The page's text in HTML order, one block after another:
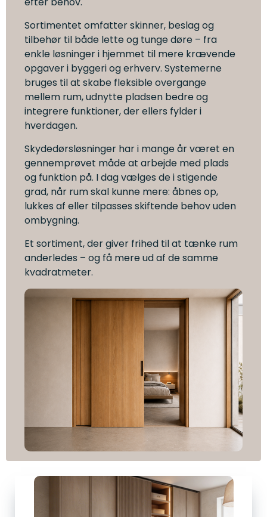
Sortimentet omfatter skinner, beslag og
tilbehør til både lette og tunge døre – fra
enkle løsninger i hjemmet til mere krævende
opgaver i byggeri og erhverv. Systemerne
bruges til at skabe fleksible overgange
mellem rum, udnytte pladsen bedre og
integrere funktioner, der ellers fylder i
hverdagen.
Skydedørsløsninger har i mange år været en
gennemprøvet måde at arbejde med plads
og funktion på. I dag vælges de i stigende
grad, når rum skal kunne mere: åbnes op,
lukkes af eller tilpasses skiftende behov uden
ombygning.
Et sortiment, der giver frihed til at tænke rum
anderledes – og få mere ud af de samme
kvadratmeter.